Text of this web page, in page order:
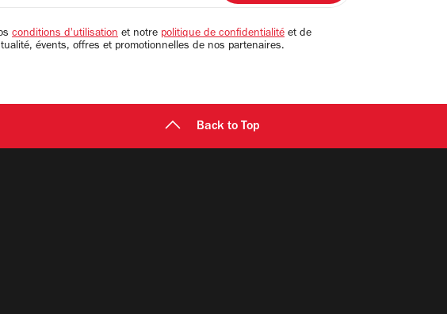
conditions d'utilisation et notre politique de confidentialité et de
évents, offres et promotionnelles de nos partenaires.
Back to Top